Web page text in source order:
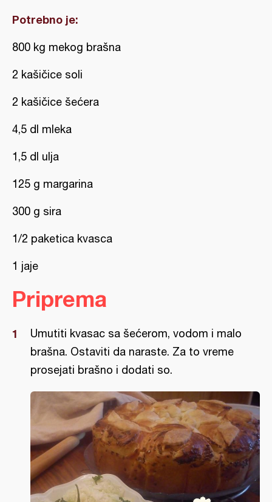
Potrebno je:
800 kg mekog brašna
2 kašičice soli
2 kašičice šećera
4,5 dl mleka
1,5 dl ulja
125 g margarina
300 g sira
1/2 paketica kvasca
1 jaje
Priprema
Umutiti kvasac sa šećerom, vodom i malo
brašna. Ostaviti da naraste. Za to vreme
prosejati brašno i dodati so.